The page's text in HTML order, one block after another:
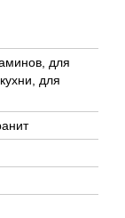
для
для